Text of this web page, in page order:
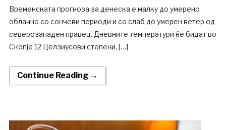
Временската прогноза за денеска е малку до умерено
облачно со сончеви периоди и со слаб до умерен ветер од
северозападен правец. Дневните температури ќе бидат во
Скопје 12 Целзиусови степени, […]
Continue Reading →